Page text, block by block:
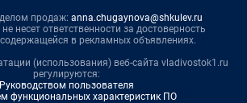
продаж: anna.chugaynova@shkulev.ru
несет ответственности за достоверность
в рекламных объявлениях.
(использования) веб-сайта vladivostok1.ru
регулируются:
Руководством пользователя
функциональных характеристик ПО